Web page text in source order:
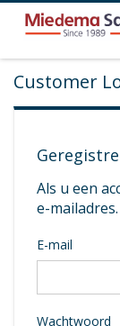
Customer
Als u een
e-mailadres.
E-mail
Wachtwoord